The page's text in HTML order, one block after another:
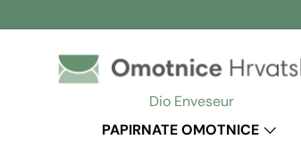
Preskoči na sadržaj
Dio Enveseur
PAPIRNATE OMOTNICE